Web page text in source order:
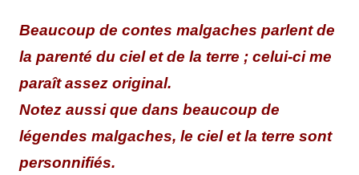
Beaucoup de contes malgaches parlent de
la parenté du ciel et de la terre ; celui-ci me
paraît assez original.
Notez aussi que dans beaucoup de
légendes malgaches, le ciel et la terre sont
personnifiés.